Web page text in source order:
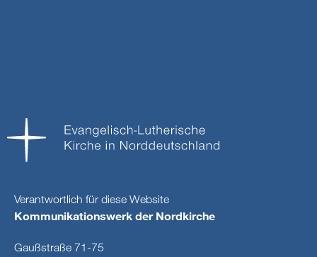
Verantwortlich für diese Website
Kommunikationswerk der Nordkirche
Gaußstraße 71-75